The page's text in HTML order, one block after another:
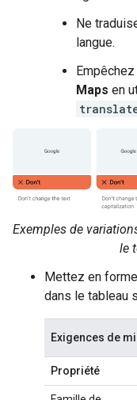
Ne
langue.
Maps en
Exemples de
le
Mettez en
dans le tableau
Exigences de
Propriété